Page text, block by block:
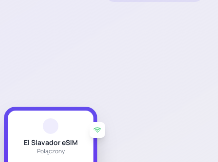
El Slavador eSIM
Połączony